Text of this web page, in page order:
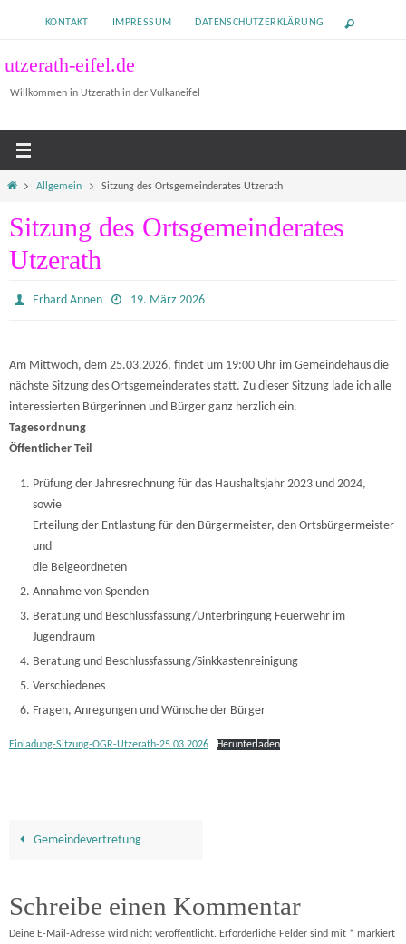
KONTAKT IMPRESSUM DATENSCHUTZERKLÄRUNG
utzerath-eifel.de
Willkommen in Utzerath in der Vulkaneifel
HomeAllgemein Sitzung des Ortsgemeinderates Utzerath
Sitzung des Ortsgemeinderates
Utzerath
Erhard Annen 19. März 2026
Am Mittwoch, dem 25.03.2026, findet um 19:00 Uhr im Gemeindehaus die
nächste Sitzung des Ortsgemeinderates statt. Zu dieser Sitzung lade ich alle
interessierten Bürgerinnen und Bürger ganz herzlich ein.
Tagesordnung
Öffentlicher Teil
Prüfung der Jahresrechnung für das Haushaltsjahr 2023 und 2024,
sowie
Erteilung der Entlastung für den Bürgermeister, den Ortsbürgermeister
und
die Beigeordneten
Annahme von Spenden
Beratung und Beschlussfassung/Unterbringung Feuerwehr im
Jugendraum
Beratung und Beschlussfassung/Sinkkastenreinigung
Verschiedenes
Fragen, Anregungen und Wünsche der Bürger
Einladung-Sitzung-OGR-Utzerath-25.03.2026 Herunterladen
Gemeindevertretung
Schreibe einen Kommentar
Deine E-Mail-Adresse wird nicht veröffentlicht. Erforderliche Felder sind mit * markiert